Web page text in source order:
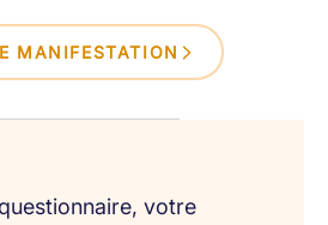
MANIFESTATION
votre